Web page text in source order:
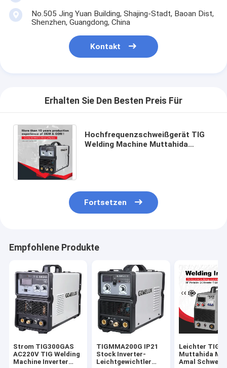
No.505 Jing Yuan Building, Shajing-Stadt, Baoan Dist,
Shenzhen, Guangdong, China
Kontakt
Erhalten Sie Den Besten Preis Für
Hochfrequenzschweißgerät TIG
Welding Machine Muttahida
Fortsetzen
Empfohlene Produkte
Strom TIG300GAS
AC220V TIG Welding
Machine Inverter
TIGMMA200G IP21
Stock Inverter-
Leichtgewichtler
Leichter TIG-
Muttahida
Amal